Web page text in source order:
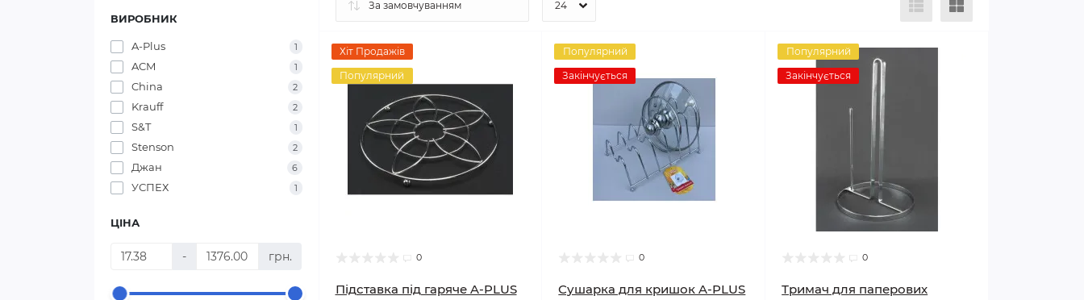
ВИРОБНИК
A-Plus 1
ACM 1
China 2
Krauff 2
S&T 1
Stenson 2
Джан 6
УСПЕХ 1
ЦІНА
- грн.
Хіт Продажів
Популярний
0
Підставка під гаряче A-PLUS
Популярний
Закінчується
0
Сушарка для кришок A-PLUS
Популярний
Закінчується
0
Тримач для паперових